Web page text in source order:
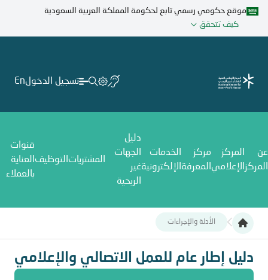
تجاوز
المحتوى
موقع حكومي رسمي تابع لحكومة المملكة العربية السعودية
كيف تتحقق
تسجيل الدخولEn
عن
المركز
المركز
الإعلامي
مركز
المعرفة
الخدمات
الإلكترونية
دليل
الجهات
غير
الربحية
المشتريات التوظيف
قنوات
العناية
بالعملاء
الأدلة والإجراءات
دليل إطار عام للعمل الاتصالي والإعلامي
دليل إطار عام للعمل الاتصالي والإعلامي